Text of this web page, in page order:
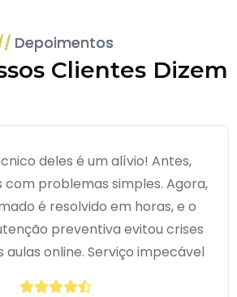
Depoimentos
Clientes Dizem
deles é um alívio! Antes,
com problemas simples. Agora,
é resolvido em horas, e o
preventiva evitou crises
aulas online. Serviço impecável